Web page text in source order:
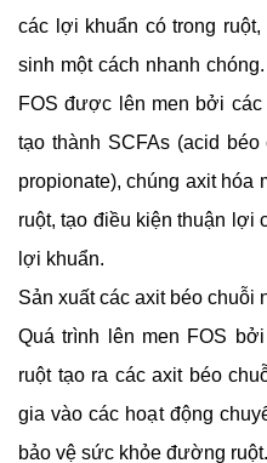
các lợi khuẩn có trong
sinh một cách nhanh chóng.
FOS được lên men bởi
tạo thành SCFAs (acid béo
propionate), chúng axit hóa
ruột, tạo điều kiện thuận lợi
lợi khuẩn.
Sản xuất các axit béo chuỗi
Quá trình lên men FOS
ruột tạo ra các axit béo
gia vào các hoạt động
bảo vệ sức khỏe đường ruột.